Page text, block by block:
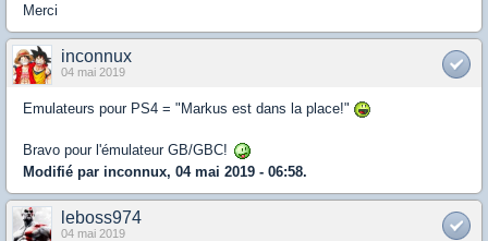
Merci
inconnux
04 mai 2019
Emulateurs pour PS4 = "Markus est dans la place!"
Bravo pour l'émulateur GB/GBC!
Modifié par inconnux, 04 mai 2019 - 06:58.
leboss974
04 mai 2019